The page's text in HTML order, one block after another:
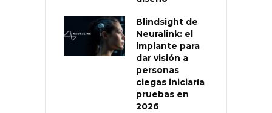
Blindsight de
Neuralink: el
implante para
dar visión a
personas
ciegas iniciaría
pruebas en
2026